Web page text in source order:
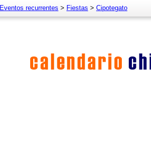
Eventos recurrentes > Fiestas > Cipotegato